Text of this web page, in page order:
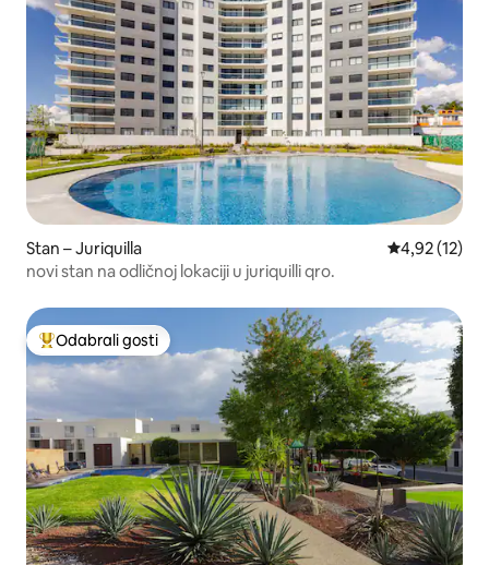
Stan – Juriquilla Prosječna
4,92 (12)
novi stan na odličnoj lokaciji u juriquilli qro.
Među najviše rangiranima s oznakom „Odabrali gosti”
Odabrali gosti